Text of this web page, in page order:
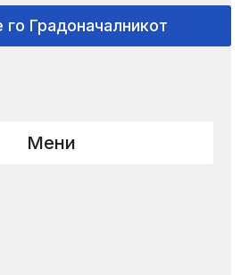
го Градоначалникот
Мени